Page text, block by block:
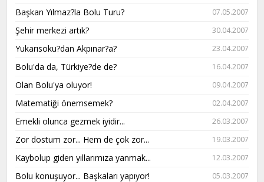
Başkan Yılmaz?la Bolu Turu? 07.05.2007
Şehir merkezi artık? 30.04.2007
Yukarısoku?dan Akpınar?a? 23.04.2007
Bolu'da da, Türkiye?de de? 16.04.2007
Olan Bolu'ya oluyor! 09.04.2007
Matematiği önemsemek? 02.04.2007
Emekli olunca gezmek iyidir... 26.03.2007
Zor dostum zor... Hem de çok zor... 19.03.2007
Kaybolup giden yıllarımıza yanmak... 12.03.2007
Bolu konuşuyor... Başkaları yapıyor! 05.03.2007